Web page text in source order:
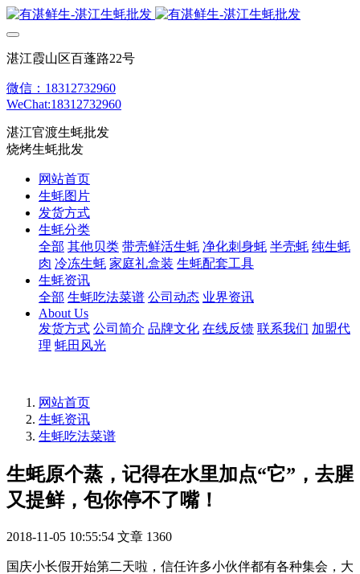
湛江霞山区百蓬路22号
微信：18312732960
WeChat:18312732960
湛江官渡生蚝批发
烧烤生蚝批发
网站首页
生蚝图片
发货方式
生蚝分类
全部 其他贝类 带壳鲜活生蚝 净化刺身蚝 半壳蚝 纯生蚝
肉 冷冻生蚝 家庭礼盒装 生蚝配套工具
生蚝资讯
全部 生蚝吃法菜谱 公司动态 业界资讯
About Us
发货方式 公司简介 品牌文化 在线反馈 联系我们 加盟代
理 蚝田风光
网站首页
生蚝资讯
生蚝吃法菜谱
生蚝原个蒸，记得在水里加点“它”，去腥
又提鲜，包你停不了嘴！
2018-11-05 10:55:54 文章 1360
国庆小长假开始第二天啦，信任许多小伙伴都有各种集会，大